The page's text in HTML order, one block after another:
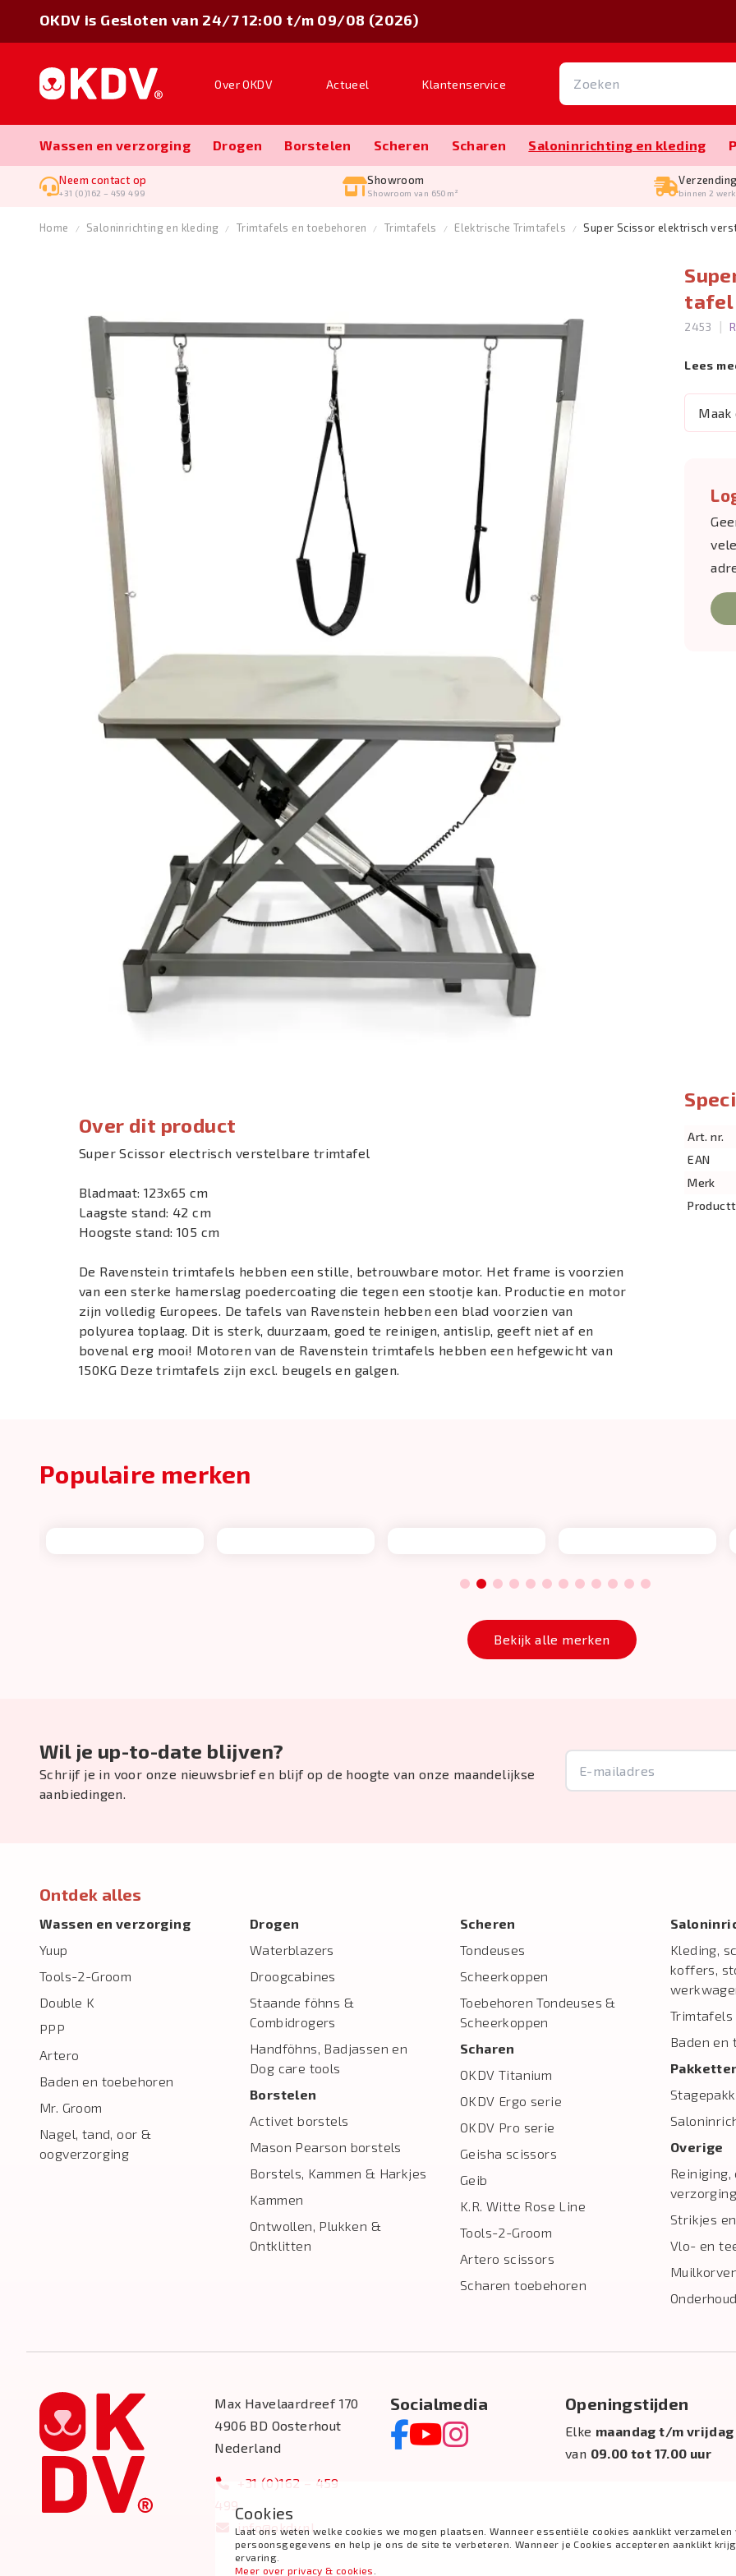
Over OKDV Actueel Klantenservice
Wassen en verzorging Drogen Borstelen Scheren Scharen Salon­inrichting en kleding
Neem contact op
+31 (0)162 – 459 499
Showroom
Showroom van 650m²
Verzending
binnen 2
OKDV is Gesloten van 24/7 12:00 t/m 09/08 (2026)
Home Salon­inrichting en kleding Trimtafels en toebehoren Trimtafels Elektrische Trimtafels Super Scissor elektrisch
tafel
2453 |
Lees
Maak
Over dit product
Super Scissor electrisch verstelbare trimtafel
Bladmaat: 123x65 cm
Laagste stand: 42 cm
Hoogste stand: 105 cm
De Ravenstein trimtafels hebben een stille, betrouwbare motor. Het frame is voorzien
van een sterke hamerslag poedercoating die tegen een stootje kan. Productie en motor
zijn volledig Europees. De tafels van Ravenstein hebben een blad voorzien van
polyurea toplaag. Dit is sterk, duurzaam, goed te reinigen, antislip, geeft niet af en
bovenal erg mooi! Motoren van de Ravenstein trimtafels hebben een hefgewicht van
150KG Deze trimtafels zijn excl. beugels en galgen.
Art. nr.
EAN
Merk
Populaire merken
1 2 3 4 5 6 7 8 9 10 11 12
Bekijk alle merken
Wil je up-to-date blijven?
Schrijf je in voor onze nieuwsbrief en blijf op de hoogte van onze maandelijkse
aanbiedingen.
Ontdek alles
Wassen en verzorging
Yuup
Tools-2-Groom
Double K
PPP
Artero
Baden en toebehoren
Mr. Groom
Nagel, tand, oor &
oogverzorging
Drogen
Waterblazers
Droogcabines
Staande föhns &
Combidrogers
Handföhns, Badjassen en
Dog care tools
Borstelen
Activet borstels
Mason Pearson borstels
Borstels, Kammen & Harkjes
Kammen
Ontwollen, Plukken &
Ontklitten
Scheren
Tondeuses
Scheerkoppen
Toebehoren Tondeuses &
Scheerkoppen
Scharen
OKDV Titanium
OKDV Ergo serie
OKDV Pro serie
Geisha scissors
Geib
K.R. Witte Rose Line
Tools-2-Groom
Artero scissors
Scharen toebehoren
Kleding,
koffers,
Trimtafels
Baden en
Overige
Strikjes
Vlo- en
Max Havelaardreef 170
4906 BD Oosterhout
Nederland
+31 (0)162 – 459
499
info@okdv.nl
Socialmedia Openingstijden
Elke maandag t/m vrijdag
van 09.00 tot 17.00 uur
Cookies
Laat ons weten welke cookies we mogen plaatsen. Wanneer essentiële cookies aanklikt verzamelen
persoonsgegevens en help je ons de site te verbeteren. Wanneer je Cookies accepteren aanklikt
ervaring.
Meer over privacy & cookies